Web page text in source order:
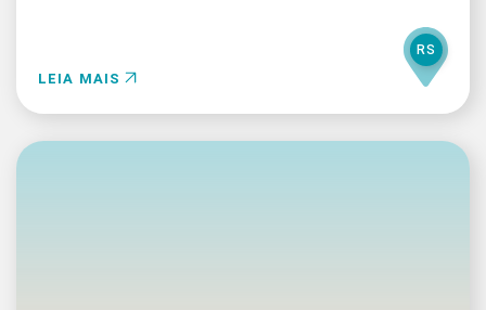
LEIA MAIS
RS